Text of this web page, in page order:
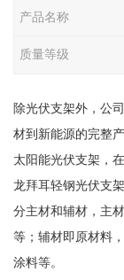
产品名称
质量等级
除光伏支架外，公
材到新能源的完整
太阳能光伏支架，
龙拜耳轻钢光伏支
分主材和辅材，主
等；辅材即原材料
涂料等。